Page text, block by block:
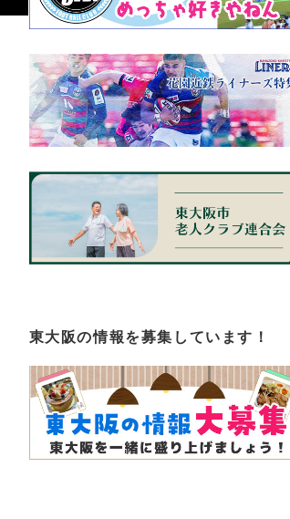
東大阪の情報を募集しています！